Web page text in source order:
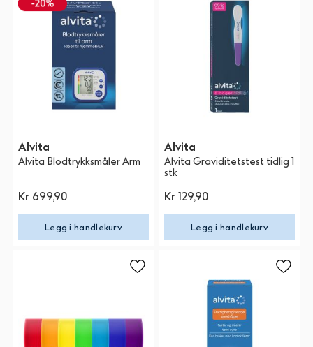
Alvita
Alvita Blodtrykksmåler Arm
Kr 699,90
Legg i handlekurv
Alvita
Alvita Graviditetstest tidlig 1
stk
Kr 129,90
Legg i handlekurv